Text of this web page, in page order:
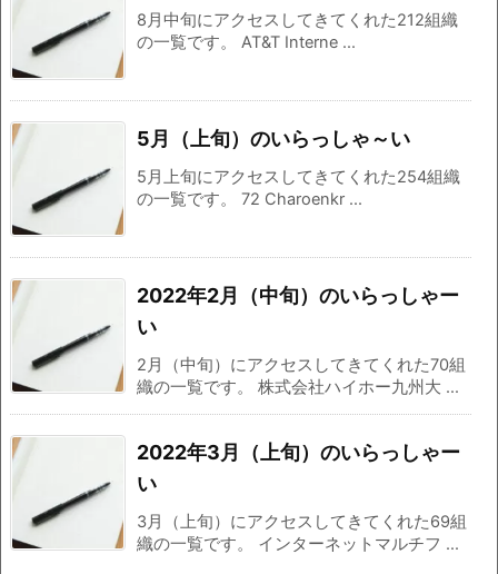
8月中旬にアクセスしてきてくれた212組織
の一覧です。 AT&T Interne ...
5月（上旬）のいらっしゃ～い
5月上旬にアクセスしてきてくれた254組織
の一覧です。 72 Charoenkr ...
2022年2月（中旬）のいらっしゃー
い
2月（中旬）にアクセスしてきてくれた70組
織の一覧です。 株式会社ハイホー九州大 ...
2022年3月（上旬）のいらっしゃー
い
3月（上旬）にアクセスしてきてくれた69組
織の一覧です。 インターネットマルチフ ...